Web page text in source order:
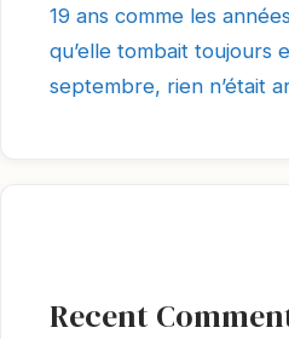
19 ans comme les
qu’elle tombait toujours
septembre, rien n’était
Recent